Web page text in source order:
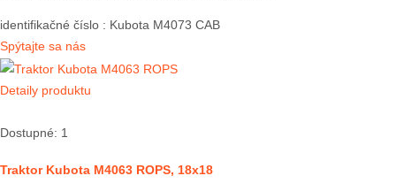
identifikačné číslo : Kubota M4073 CAB
Spýtajte sa nás
Detaily produktu
Dostupné: 1
Traktor Kubota M4063 ROPS, 18x18